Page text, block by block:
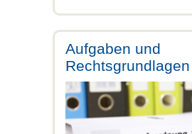
Aufgaben und
Rechtsgrundlagen